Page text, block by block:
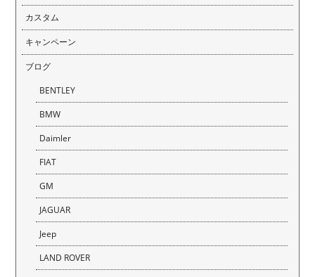
カスタム
キャンペーン
ブログ
BENTLEY
BMW
Daimler
FIAT
GM
JAGUAR
Jeep
LAND ROVER